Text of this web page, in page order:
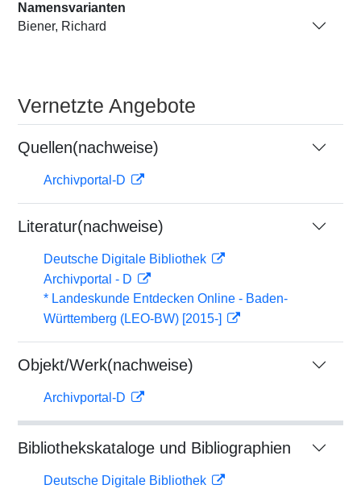
Namensvarianten
Biener, Richard
Vernetzte Angebote
Quellen(nachweise)
Archivportal-D
Literatur(nachweise)
Deutsche Digitale Bibliothek
Archivportal - D
* Landeskunde Entdecken Online - Baden-
Württemberg (LEO-BW) [2015-]
Objekt/Werk(nachweise)
Archivportal-D
Bibliothekskataloge und Bibliographien
Deutsche Digitale Bibliothek